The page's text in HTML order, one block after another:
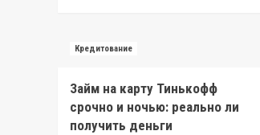
перед
тем
как
взять
Кредитование
Займ на карту Тинькофф
срочно и ночью: реально ли
получить деньги